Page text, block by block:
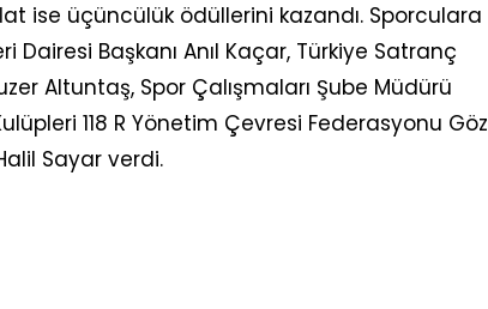
ise üçüncülük ödüllerini kazandı. Sporculara
Dairesi Başkanı Anıl Kaçar, Türkiye Satranç
Altuntaş, Spor Çalışmaları Şube Müdürü
118 R Yönetim Çevresi Federasyonu Göz
Sayar verdi.